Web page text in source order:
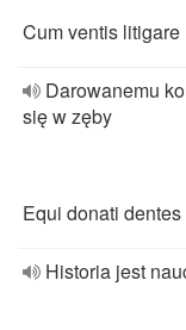
Cum ventis litigare
Darowanemu
się w zęby
Equi donati
Historia jest